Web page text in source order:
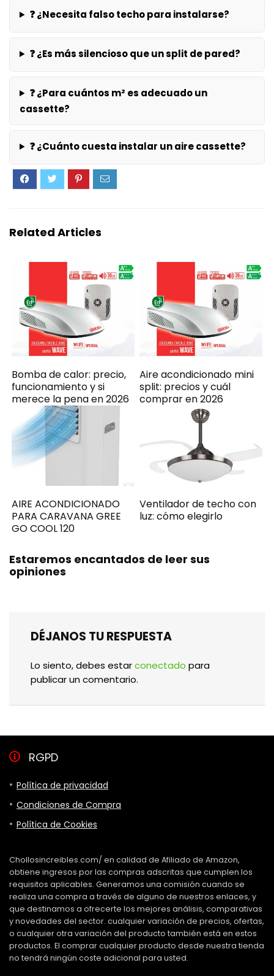
❓ ¿Necesita falso techo para instalarse?
❓ ¿Es más silencioso que un split de pared?
❓ ¿Para cuántos m² es adecuado un
cassette?
❓ ¿Cuánto cuesta instalar un aire cassette?
Related Articles
Bomba de calor: precio,
funcionamiento y si
merece la pena en 2026
Aire acondicionado mini
split: precios y cuál
comprar en 2026
AIRE ACONDICIONADO
PARA CARAVANA GREE
GO COOL 120
Ventilador de techo con
luz: cómo elegirlo
Estaremos encantados de leer sus
opiniones
DÉJANOS TU RESPUESTA
Lo siento, debes estarconectado para
publicar un comentario.
RGPD
Política de privacidad
Condiciones de Compra
Política de Cookies
Chollosincreibles.com/ en calidad de Afiliado de Amazon,
obtiene ingresos por las compras adscritas que cumplen los
requisitos aplicables. Generamos una comisión cuando se
realiza una compra a través de alguno de nuestros enlaces, y
que destinamos a ofrecerte los mejores análisis, comparativas
y novedades del sector. cualquier variación de precios, ofertas,
o cualquier otra variación del producto también está en estos
productos. El comprar cualquier producto desde nuestra tienda
no tendrá ningún coste adicional para usted.